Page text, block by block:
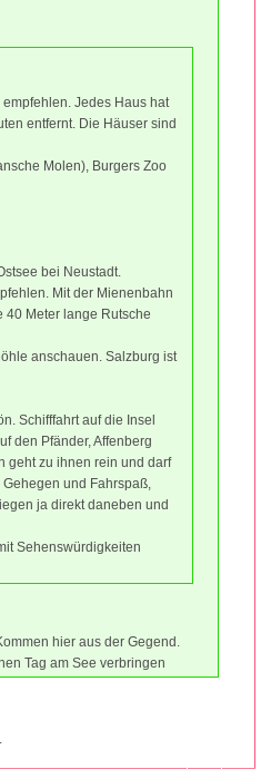
Jedes Haus hat
entfernt. Die Häuser sind
Molen), Burgers Zoo
bei Neustadt.
Mit der Mienenbahn
Meter lange Rutsche
anschauen. Salzburg ist
Schifffahrt auf die Insel
den Pfänder, Affenberg
geht zu ihnen rein und darf
und Fahrspaß,
ja direkt daneben und
Sehenswürdigkeiten
hier aus der Gegend.
Tag am See verbringen